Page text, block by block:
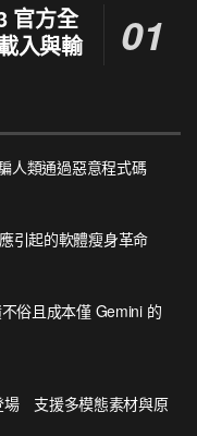
官方全
入與輸
人類通過惡意程式碼
引起的軟體瘦身革命
俗且成本僅 Gemini 的
場 支援多模態素材與原